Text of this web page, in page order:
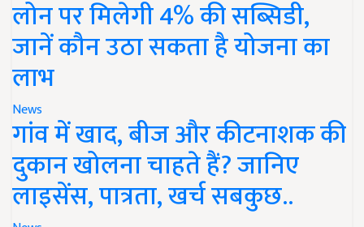
लोन पर मिलेगी 4% की सब्सिडी,
जानें कौन उठा सकता है योजना का
लाभ
News
गांव में खाद, बीज और कीटनाशक की
दुकान खोलना चाहते हैं? जानिए
लाइसेंस, पात्रता, खर्च सबकुछ..